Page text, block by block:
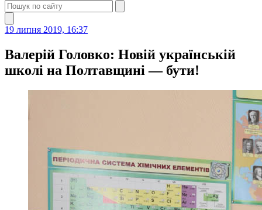
19 липня 2019, 16:37
Валерій Головко: Новій українській
школі на Полтавщині — бути!